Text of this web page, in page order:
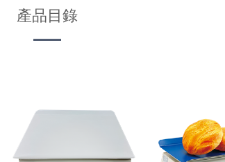
產品目錄